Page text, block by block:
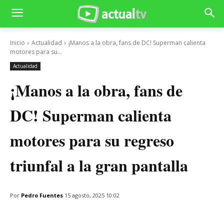
Inicio Actualidad
¡Manos a la obra, fans de DC! Superman calienta
motores para su...
Actualidad
¡Manos a la obra, fans de
DC! Superman calienta
motores para su regreso
triunfal a la gran pantalla
Por Pedro Fuentes 15 agosto, 2025 10:02